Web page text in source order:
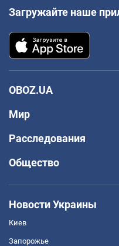
Загружайте наше
OBOZ.UA
Мир
Расследования
Общество
Новости Украины
Киев
Запорожье